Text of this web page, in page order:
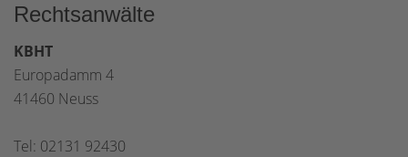
Rechtsanwälte
KBHT
Europadamm 4
41460 Neuss
Tel: 02131 92430